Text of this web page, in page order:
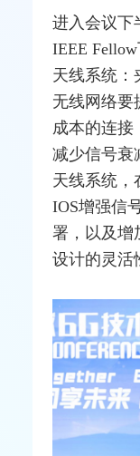
进入会议下
IEEE
天线系统：
无线网络要
成本的连接
减少信号衰
天线系统，
IOS增强信
署，以及增
设计的灵活